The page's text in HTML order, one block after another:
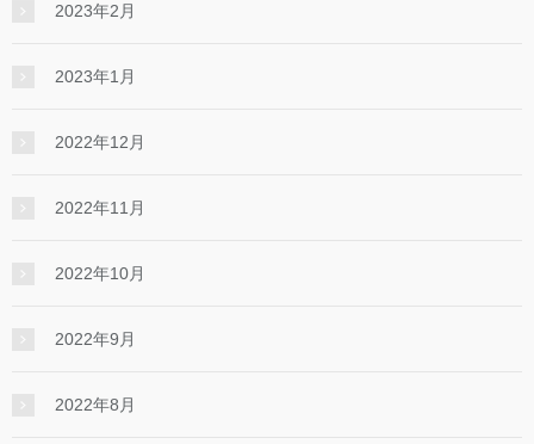
2023年2月
2023年1月
2022年12月
2022年11月
2022年10月
2022年9月
2022年8月